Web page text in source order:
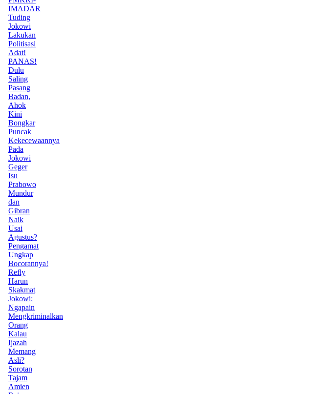
IMADAR
Tuding
Jokowi
Lakukan
Politisasi
Adat!
PANAS!
Dulu
Saling
Pasang
Badan,
Ahok
Kini
Bongkar
Puncak
Kekecewaannya
Pada
Jokowi
Geger
Isu
Prabowo
Mundur
dan
Gibran
Naik
Usai
Agustus?
Pengamat
Ungkap
Bocorannya!
Refly
Harun
Skakmat
Jokowi:
Ngapain
Mengkriminalkan
Orang
Kalau
Ijazah
Memang
Asli?
Sorotan
Tajam
Amien